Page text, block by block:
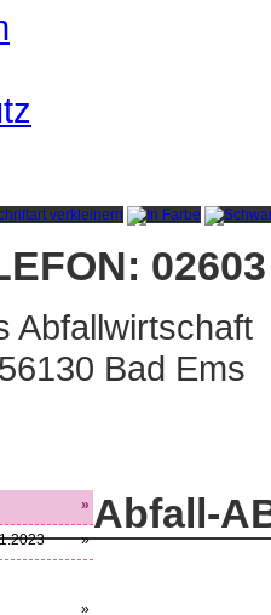
Abfallwirtschaft
Bad Ems
»
»
»
Abfall-